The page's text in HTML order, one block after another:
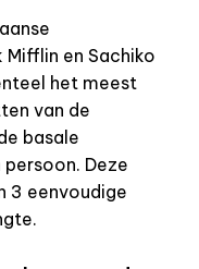
en Sachiko
het meest
van de
basale
Deze
3 eenvoudige